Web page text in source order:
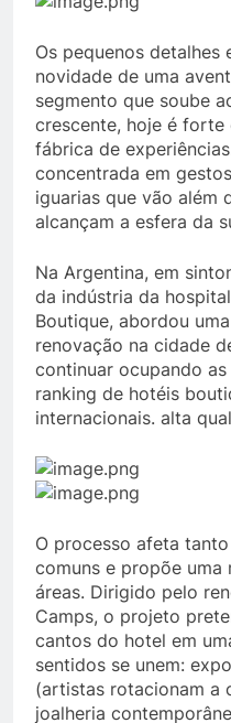
Os pequenos detalhes
novidade de uma
segmento que soube
crescente, hoje é forte
fábrica de
concentrada em
iguarias que vão além
alcançam a esfera da
Na Argentina, em
da indústria da
Boutique, abordou
renovação na cidade
continuar ocupando
ranking de hotéis
internacionais. alta
O processo afeta
comuns e propõe uma
áreas. Dirigido pelo
Camps, o projeto
cantos do hotel em
sentidos se unem:
(artistas rotacionam a
joalheria